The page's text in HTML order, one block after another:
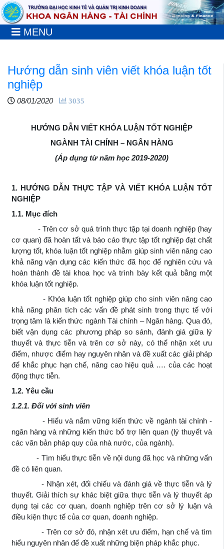
MENU
Hướng dẫn sinh viên viết khóa luận tốt
nghiệp
08/01/2020 3035
HƯỚNG DẪN VIẾT KHÓA LUẬN TỐT NGHIỆP
NGÀNH TÀI CHÍNH – NGÂN HÀNG
(Áp dụng từ năm học 2019-2020)
1. HƯỚNG DẪN THỰC TẬP VÀ VIẾT KHÓA LUẬN TỐT
NGHIỆP
1.1. Mục đích
- Trên cơ sở quá trình thực tập tại doanh nghiệp (hay
cơ quan) đã hoàn tất và báo cáo thực tập tốt nghiệp đạt chất
lượng tốt, khóa luận tốt nghiệp nhằm giúp sinh viên nâng cao
khả năng vận dụng các kiến thức đã học để nghiên cứu và
hoàn thành đề tài khoa học và trình bày kết quả bằng một
khóa luận tốt nghiệp.
- Khóa luận tốt nghiệp giúp cho sinh viên nâng cao
khả năng phân tích các vấn đề phát sinh trong thực tế với
trọng tâm là kiến thức ngành Tài chính – Ngân hàng. Qua đó,
biết vận dụng các phương pháp so sánh, đánh giá giữa lý
thuyết và thực tiễn và trên cơ sở này, có thể nhận xét ưu
điểm, nhược điểm hay nguyên nhân và đề xuất các giải pháp
để khắc phục hạn chế, nâng cao hiệu quả …. của các hoạt
động thực tiễn.
1.2. Yêu cầu
1.2.1. Đối với sinh viên
- Hiểu và nắm vững kiến thức về ngành tài chính -
ngân hàng và những kiến thức bổ trợ liên quan (lý thuyết và
các văn bản pháp quy của nhà nước, của ngành).
- Tìm hiểu thực tiễn về nội dung đã học và những vấn
đề có liên quan.
- Nhận xét, đối chiếu và đánh giá về thực tiễn và lý
thuyết. Giải thích sự khác biệt giữa thực tiễn và lý thuyết áp
dụng tại các cơ quan, doanh nghiệp trên cơ sở lý luận và
điều kiện thực tế của cơ quan, doanh nghiệp.
- Trên cơ sở đó, nhận xét ưu điểm, hạn chế và tìm
hiểu nguyên nhân để đề xuất những biện pháp khắc phục.